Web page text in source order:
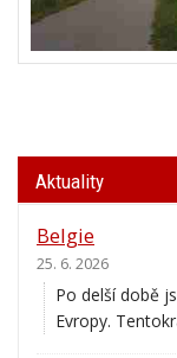
Aktuality
Belgie
25. 6. 2026
Po delší době
Evropy.